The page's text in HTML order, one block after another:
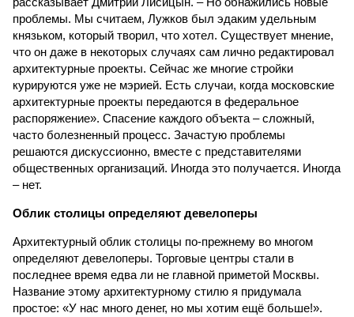
проблемы. Мы считаем, Лужков был эдаким удельным
князьком, который творил, что хотел. Существует мнение,
что он даже в некоторых случаях сам лично редактировал
архитектурные проекты. Сейчас же многие стройки
курируются уже не мэрией. Есть случаи, когда московские
архитектурные проекты передаются в федеральное
распоряжение». Спасение каждого объекта – сложный,
часто болезненный процесс. Зачастую проблемы
решаются дискуссионно, вместе с представителями
общественных организаций. Иногда это получается. Иногда
– нет.
Облик столицы определяют девелоперы
Архитектурный облик столицы по-прежнему во многом
определяют девелоперы. Торговые центры стали в
последнее время едва ли не главной приметой Москвы.
Название этому архитектурному стилю я придумала
простое: «У нас много денег, но мы хотим ещё больше!».